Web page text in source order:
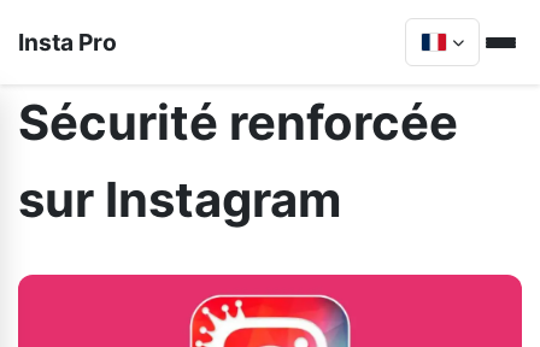
Insta Pro
Sécurité renforcée
sur Instagram